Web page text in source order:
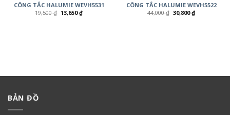
CÔNG TẮC HALUMIE WEVH5531
19,500₫ 13,650₫
CÔNG TẮC HALUMIE WEVH5522
44,000₫ 30,800₫
BẢN ĐỒ